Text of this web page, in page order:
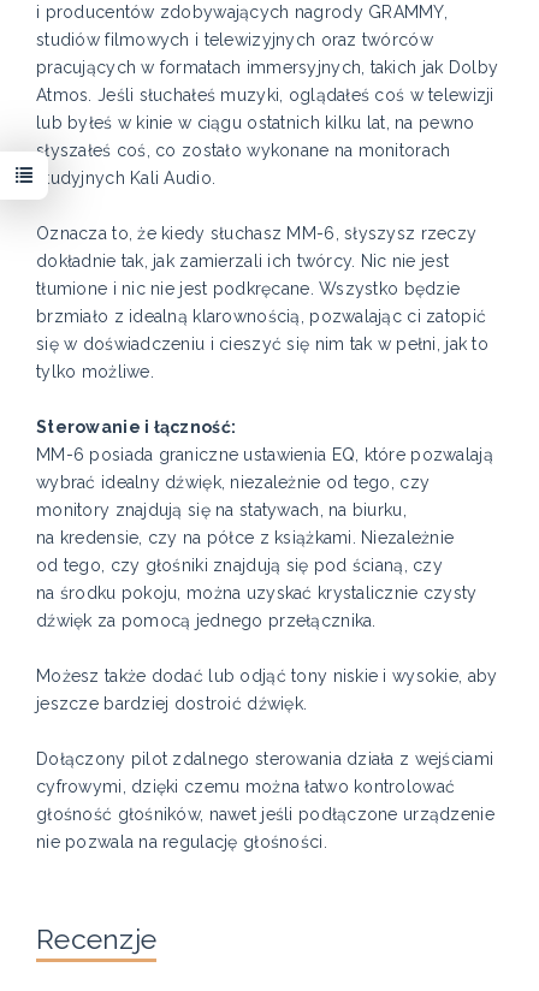
i producentów zdobywających nagrody GRAMMY,
studiów filmowych i telewizyjnych oraz twórców
pracujących w formatach immersyjnych, takich jak Dolby
Atmos. Jeśli słuchałeś muzyki, oglądałeś coś w telewizji
lub byłeś w kinie w ciągu ostatnich kilku lat, na pewno
słyszałeś coś, co zostało wykonane na monitorach
studyjnych Kali Audio.
Oznacza to, że kiedy słuchasz MM-6, słyszysz rzeczy
dokładnie tak, jak zamierzali ich twórcy. Nic nie jest
tłumione i nic nie jest podkręcane. Wszystko będzie
brzmiało z idealną klarownością, pozwalając ci zatopić
się w doświadczeniu i cieszyć się nim tak w pełni, jak to
tylko możliwe.
Sterowanie i łączność:
MM-6 posiada graniczne ustawienia EQ, które pozwalają
wybrać idealny dźwięk, niezależnie od tego, czy
monitory znajdują się na statywach, na biurku,
na kredensie, czy na półce z książkami. Niezależnie
od tego, czy głośniki znajdują się pod ścianą, czy
na środku pokoju, można uzyskać krystalicznie czysty
dźwięk za pomocą jednego przełącznika.
Możesz także dodać lub odjąć tony niskie i wysokie, aby
jeszcze bardziej dostroić dźwięk.
Dołączony pilot zdalnego sterowania działa z wejściami
cyfrowymi, dzięki czemu można łatwo kontrolować
głośność głośników, nawet jeśli podłączone urządzenie
nie pozwala na regulację głośności.
Recenzje